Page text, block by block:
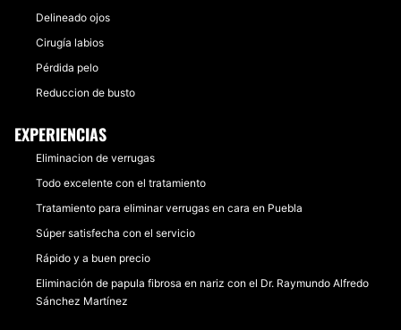
Delineado ojos
Cirugía labios
Pérdida pelo
Reduccion de busto
EXPERIENCIAS
Eliminacion de verrugas
Todo excelente con el tratamiento
Tratamiento para eliminar verrugas en cara en Puebla
Súper satisfecha con el servicio
Rápido y a buen precio
Eliminación de papula fibrosa en nariz con el Dr. Raymundo Alfredo
Sánchez Martínez